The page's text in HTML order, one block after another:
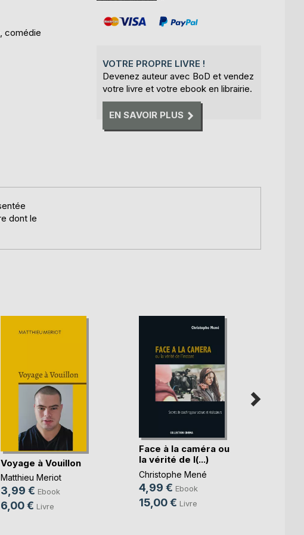
comédie
VOTRE PROPRE LIVRE !
Devenez auteur avec BoD et vendez
votre livre et votre ebook en librairie.
EN SAVOIR PLUS
dont le
Voyage à Vouillon
Matthieu Meriot
3,99 € Ebook
6,00 € Livre
Face à la caméra ou
la vérité de l(...)
Christophe Mené
4,99 € Ebook
15,00 € Livre